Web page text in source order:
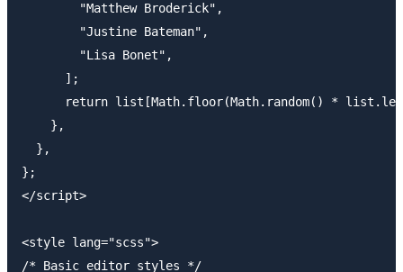
        "Matthew Broderick",
        "Justine Bateman",
        "Lisa Bonet",
      ];
return list[Math.floor(Math.random() *
    },
  },
};
</script>
<style lang="scss">
/* Basic editor styles */